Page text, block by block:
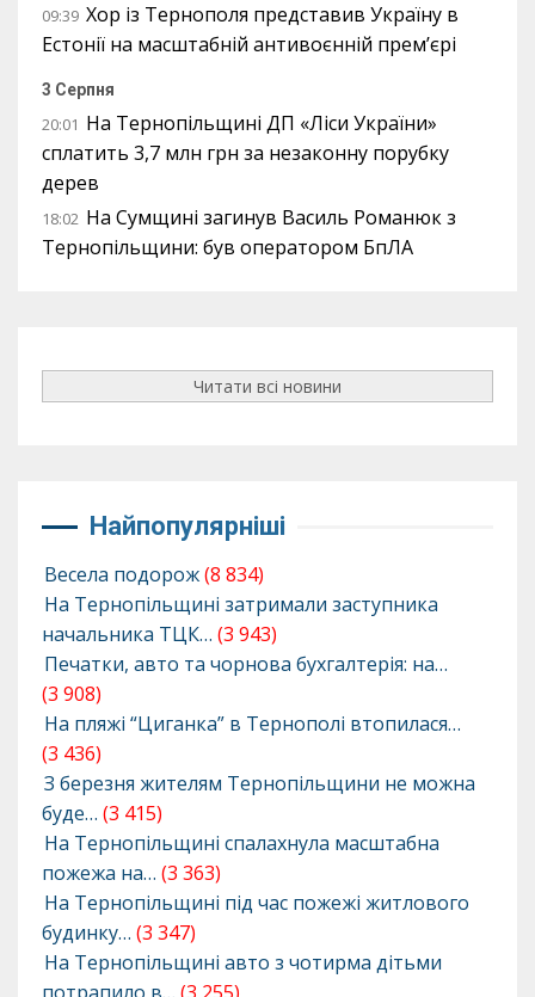
09:39 Хор із Тернополя представив Україну в
Естонії на масштабній антивоєнній прем’єрі
3 Серпня
20:01 На Тернопільщині ДП «Ліси України»
сплатить 3,7 млн грн за незаконну порубку
дерев
18:02 На Сумщині загинув Василь Романюк з
Тернопільщини: був оператором БпЛА
Читати всі новини
Найпопулярніші
Весела подорож(8 834)
На Тернопільщині затримали заступника
начальника ТЦК… (3 943)
Печатки, авто та чорнова бухгалтерія: на…
(3 908)
На пляжі “Циганка” в Тернополі втопилася…
(3 436)
З березня жителям Тернопільщини не можна
буде… (3 415)
На Тернопільщині спалахнула масштабна
пожежа на… (3 363)
На Тернопільщині під час пожежі житлового
будинку… (3 347)
На Тернопільщині авто з чотирма дітьми